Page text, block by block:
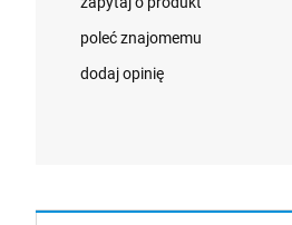
poleć znajomemu
dodaj opinię